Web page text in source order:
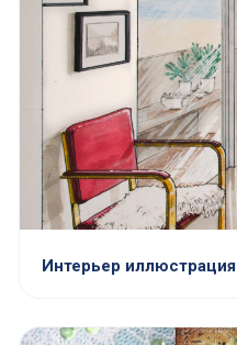
Интерьер иллюстрация